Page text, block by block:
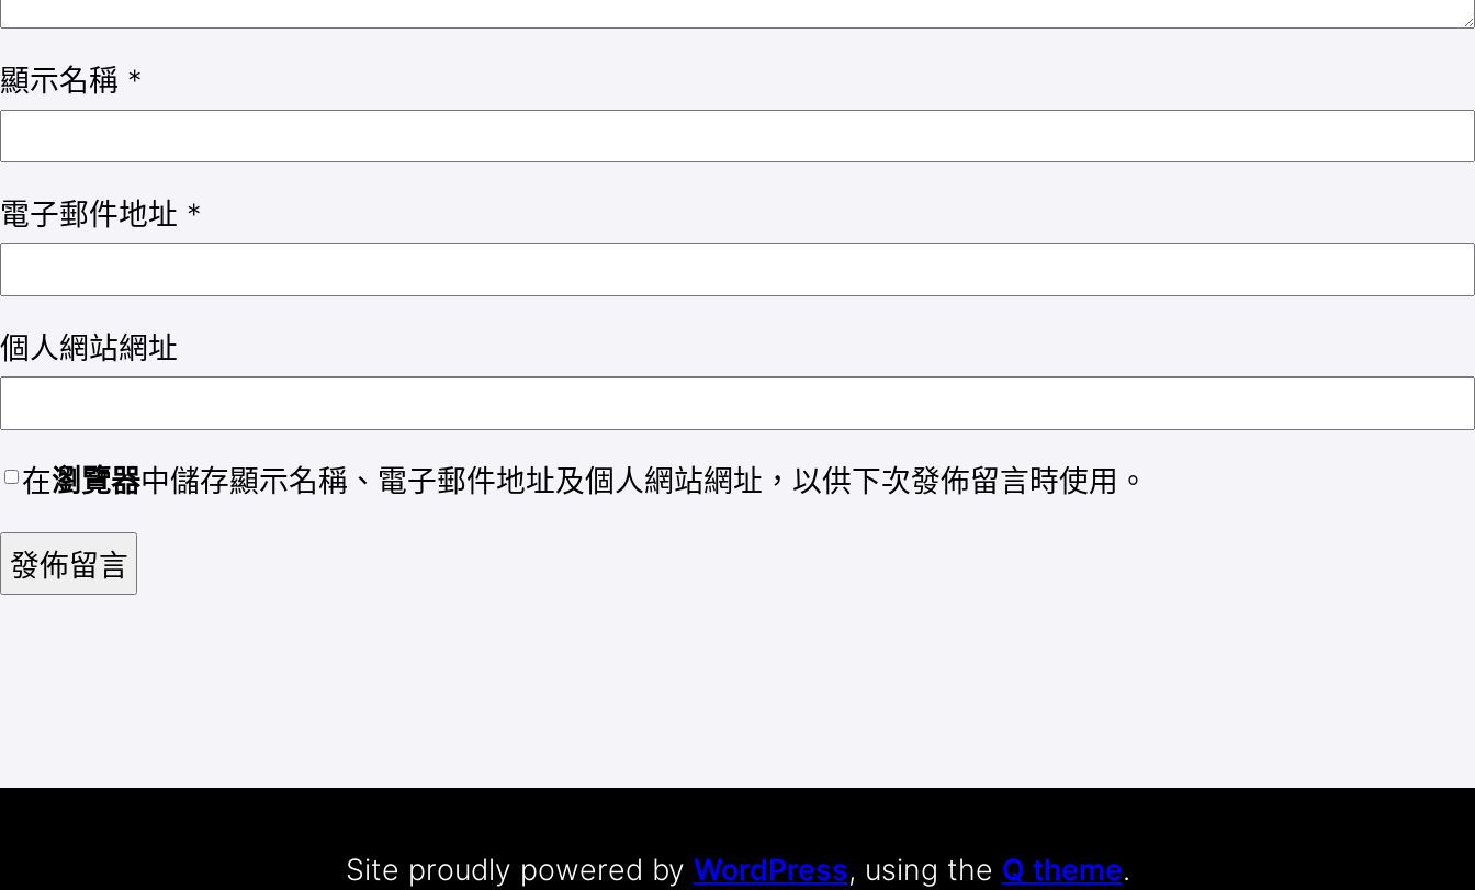
顯示名稱 *
電子郵件地址 *
個人網站網址
在瀏覽器中儲存顯示名稱、電子郵件地址及個人網站網址，以供下次發佈留言時使用。
Site proudly powered by WordPress, using the Q theme.